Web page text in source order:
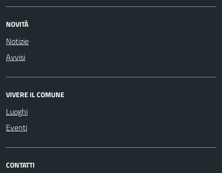
NOVITÀ
Notizie
Avvisi
VIVERE IL COMUNE
Luoghi
Eventi
CONTATTI